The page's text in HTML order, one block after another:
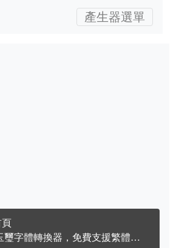
產生器選單
頁
字體轉換器，免費支援繁體中文